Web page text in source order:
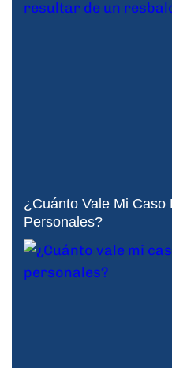
¿Cuánto Vale Mi Caso
Personales?